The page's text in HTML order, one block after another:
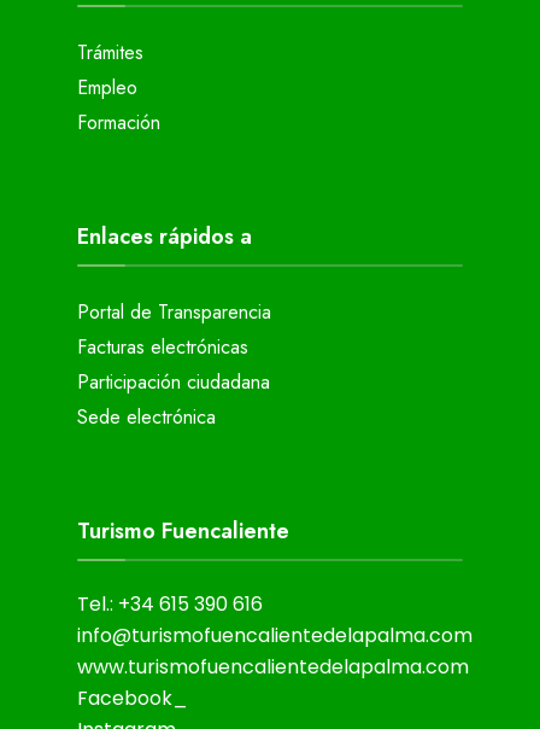
Trámites
Empleo
Formación
Enlaces rápidos a
Portal de Transparencia
Facturas electrónicas
Participación ciudadana
Sede electrónica
Turismo Fuencaliente
Tel.: +34 615 390 616
info@turismofuencalientedelapalma.com
www.turismofuencalientedelapalma.com
Facebook_